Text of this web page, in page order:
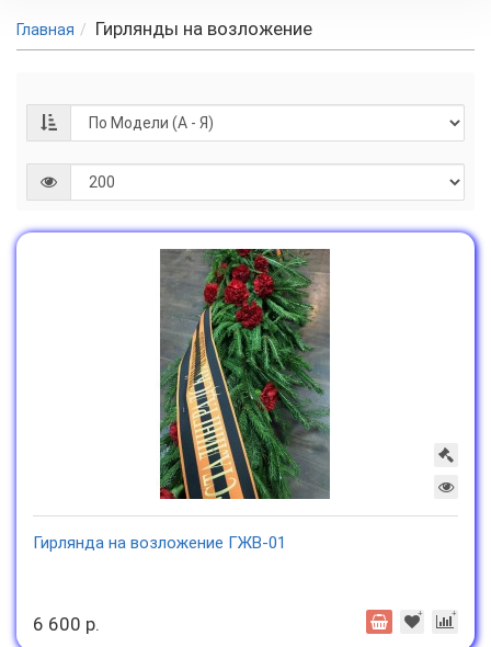
Главная Гирлянды на возложение
Гирлянда на возложение ГЖВ-01
6 600 р.